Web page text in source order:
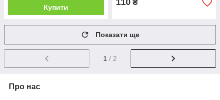
Купити
110 ₴
Показати ще
1 / 2
Про нас